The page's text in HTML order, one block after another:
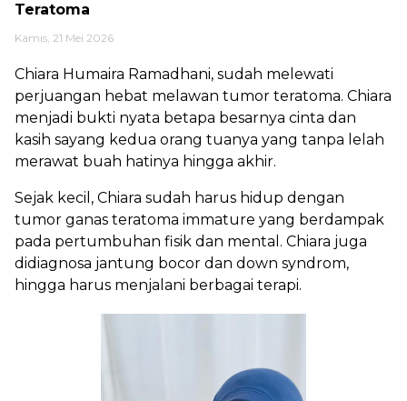
Teratoma
Kamis, 21 Mei 2026
Chiara Humaira Ramadhani, sudah melewati
perjuangan hebat melawan tumor teratoma. Chiara
menjadi bukti nyata betapa besarnya cinta dan
kasih sayang kedua orang tuanya yang tanpa lelah
merawat buah hatinya hingga akhir.
Sejak kecil, Chiara sudah harus hidup dengan
tumor ganas teratoma immature yang berdampak
pada pertumbuhan fisik dan mental. Chiara juga
didiagnosa jantung bocor dan down syndrom,
hingga harus menjalani berbagai terapi.